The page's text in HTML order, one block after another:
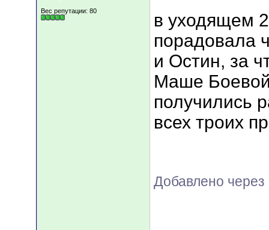
Вес репутации: 80
в уходящем
порадовала
и Остин, за
Маше
получились
всех троих
Добавлено через